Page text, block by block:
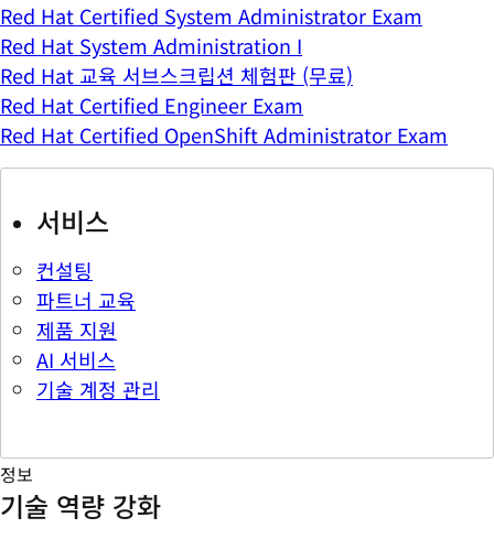
Red Hat Certified System Administrator Exam
Red Hat System Administration I
Red Hat 교육 서브스크립션 체험판 (무료)
Red Hat Certified Engineer Exam
Red Hat Certified OpenShift Administrator Exam
서비스
컨설팅
파트너 교육
제품 지원
AI 서비스
기술 계정 관리
정보
기술 역량 강화